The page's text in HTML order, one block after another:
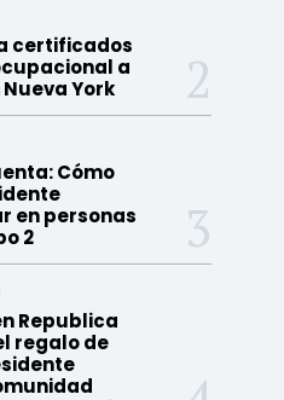
certificados
a
York
Cómo
en personas
2
Republica
regalo de